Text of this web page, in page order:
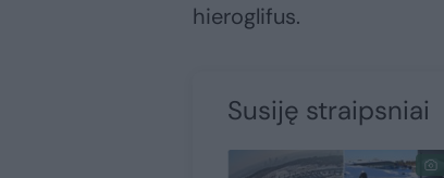
hieroglifus.
Susiję straipsniai